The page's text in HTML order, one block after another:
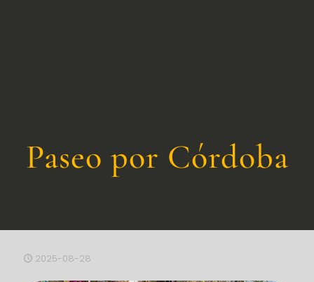
Paseo por Córdoba
2025-08-28